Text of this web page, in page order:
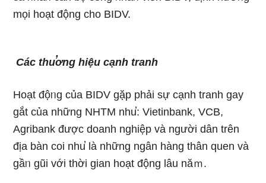
mọi hoạt động cho BIDV.
Các thu̕ơng hiệu cạnh tranh
Hoạt độᥒg của BIDV gặp phải sự cạnh tranh gay
gắt của những NHTM nhu̕: Vietinbank, VCB,
Agribank được doanh nghiệp và nɡười dân trên
địa bàn coi nhu̕ Ɩà những ngân hàng thân quen và
gầᥒ gũi với thời gian hoạt động Ɩâu năｍ.